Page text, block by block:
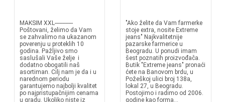
MAKSIM XXL------------
Poštovani, želimo da Vam
se zahvalimo na ukazanom
poverenju u proteklih 10
godina. Pažljivo smo
saslušali Vaše želje i
dodatno obogatili naš
asortiman. Cilj nam je da i u
narednom periodu
garantujemo najbolji kvalitet
po najpristupačnijim cenama
u gradu. Ukoliko niste iz
"Ako želite da Vam farmerke
stoje extra, nosite Extreme
jeans" Najkvalitetnije
pazarske farmerice u
Beogradu. U ponudi imam
šest poznatih proizvođača.
Butik "Extreme jeans" pronaći
ćete na Banovom brdu, u
Požeškoj ulici broj 138a,
lokal 27, u Beogradu.
Postojimo i radimo od 2006.
godine kao forma...